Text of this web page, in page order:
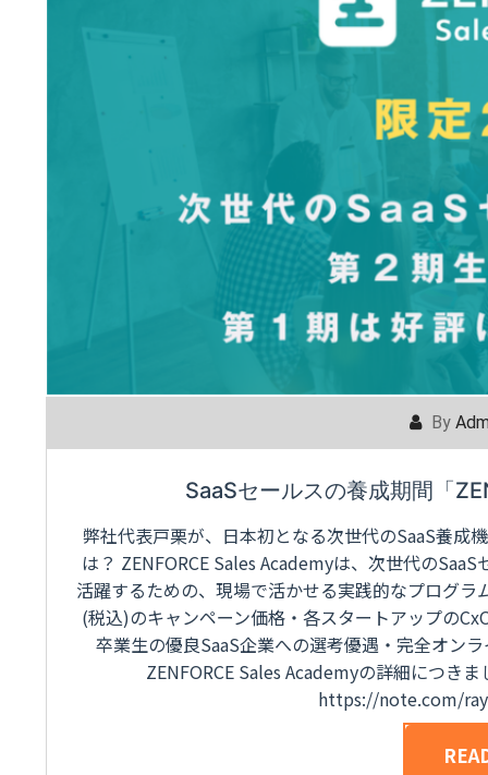
By
SaaSセールスの養成期間「
弊社代表戸栗が、日本初となる次世代のSaaS養成
は？ ZENFORCE Sales Academyは、次世代の
活躍するための、現場で活かせる実践的なプログ
(税込)のキャンペーン価格・各スタートアップの
卒業生の優良SaaS企業への選考優遇・完全オン
ZENFORCE Sales Academyの詳細につき
https://note.com/